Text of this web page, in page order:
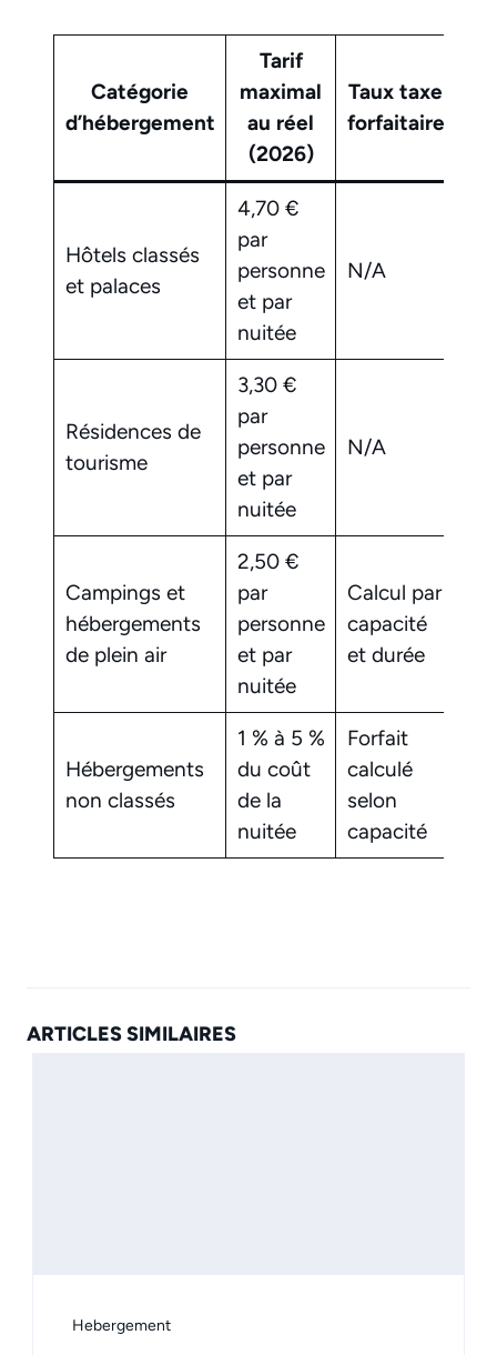
Catégorie
d’hébergement
Tarif
maximal
au réel
(2026)
Taux taxe
forfaitaire
Hôtels classés
et palaces
4,70 €
par
personne
et par
nuitée
N/A
Résidences de
tourisme
3,30 €
par
personne
et par
nuitée
N/A
Campings et
hébergements
de plein air
2,50 €
par
personne
et par
nuitée
Calcul par
capacité
et durée
Hébergements
non classés
1 % à 5 %
du coût
de la
nuitée
Forfait
calculé
selon
capacité
ARTICLES SIMILAIRES
Hebergement